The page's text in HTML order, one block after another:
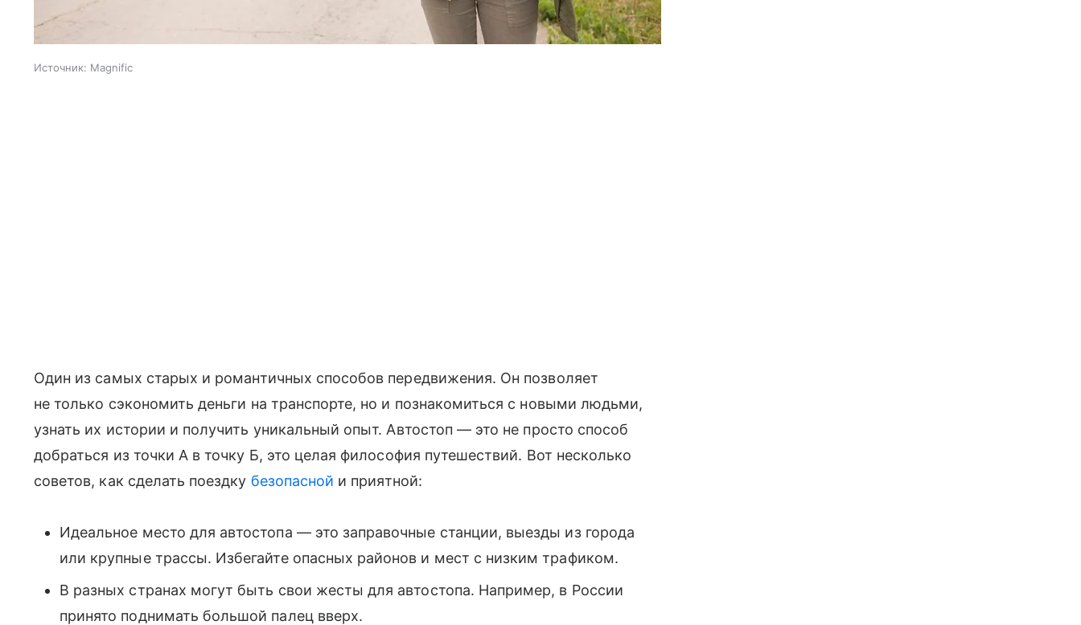
Источник: Magnific
Один из самых старых и романтичных способов передвижения. Он позволяет
не только сэкономить деньги на транспорте, но и познакомиться с новыми людьми,
узнать их истории и получить уникальный опыт. Автостоп — это не просто способ
добраться из точки А в точку Б, это целая философия путешествий. Вот несколько
советов, как сделать поездку безопасной и приятной:
Идеальное место для автостопа — это заправочные станции, выезды из города
или крупные трассы. Избегайте опасных районов и мест с низким трафиком.
В разных странах могут быть свои жесты для автостопа. Например, в России
принято поднимать большой палец вверх.